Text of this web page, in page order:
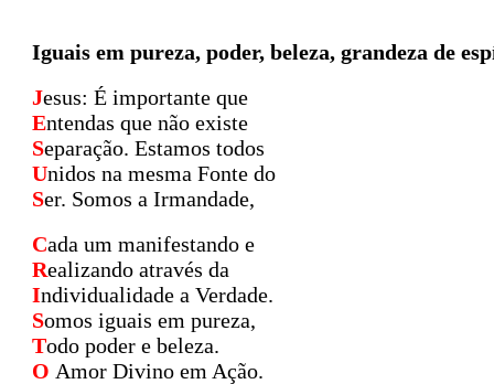
Iguais em pureza, poder, beleza, grandeza de
Jesus: É importante que
Entendas que não existe
Separação. Estamos todos
Unidos na mesma Fonte do
Ser. Somos a Irmandade,
Cada um manifestando e
Realizando através da
Individualidade a Verdade.
Somos iguais em pureza,
Todo poder e beleza.
O Amor Divino em Ação.